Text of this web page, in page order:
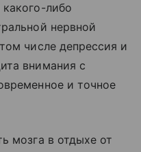
либо
нервной
числе депрессия и
внимания с
и точное
мозга в отдыхе от